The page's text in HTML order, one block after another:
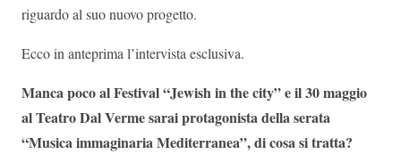
riguardo al suo nuovo progetto.
Ecco in anteprima l’intervista esclusiva.
Manca poco al Festival “Jewish in the city” e il 30 maggio
al Teatro Dal Verme sarai protagonista della serata
“Musica immaginaria Mediterranea”, di cosa si tratta?